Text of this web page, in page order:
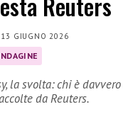
13 GIUGNO 2026
la svolta: chi è davvero
da Reuters.